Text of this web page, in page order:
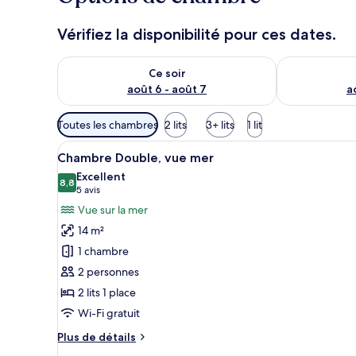
Vérifiez la disponibilité pour ces dates.
Ce soir
août 6 - août 7
Vérifier la disponibilité pour ce soir août 6 - août 7
Vérifier la
Filtres
disponibles
pour
les
chambres
Toutes les chambres 2 lits 3+ lits 1 lit
Afficher
toutes
les
photos
pour
ce
type
de
chambre :
Chambre
Double,
Une chambre d’hôtel avec
8
Chambre Double, vue mer
8,88,8 sur 10
Excellent
5 avis
(5 avis)
Vue sur la mer
14 m²
1 chambre
2 personnes
2 lits 1 place
Wi-Fi gratuit
Plus de détails
Plus